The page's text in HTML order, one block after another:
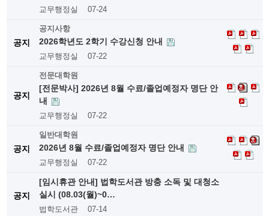
교무행정실 07-24
공지
공지사항
2026학년도 2학기 수강신청 안내
교무행정실 07-22
공지
전문대학원
[전문박사] 2026년 8월 수료/졸업예정자 명단 안
내
교무행정실 07-22
공지
일반대학원
2026년 8월 수료/졸업예정자 명단 안내
교무행정실 07-22
공지
[임시휴관 안내] 법학도서관 방충 소독 및 대청소
실시 (08.03(월)~0…
법학도서관 07-14